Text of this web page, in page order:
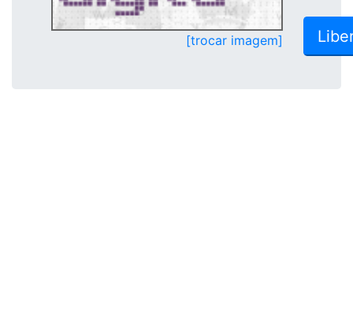
[trocar imagem]